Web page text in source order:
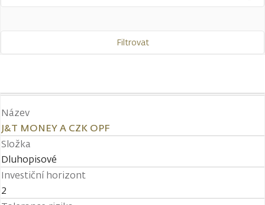
Filtrovat
Název
J&T MONEY A CZK OPF
Složka
Dluhopisové
Investiční horizont
2